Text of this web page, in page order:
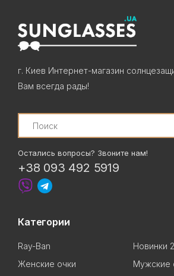
г. Киев Интернет-магазин
Вам всегда рады!
Search
Остались вопросы? Звоните нам!
+38 093 492 5919
Категории
Ray-Ban
Новинки
Женские очки
Мужские